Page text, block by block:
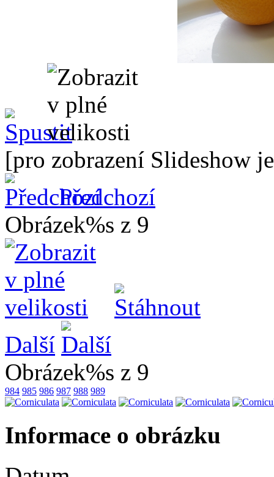
[pro zobrazení Slideshow
Předchozí
Obrázek%s z 9
Další
Obrázek%s z 9
984 985 986 987 988 989
Informace o obrázku